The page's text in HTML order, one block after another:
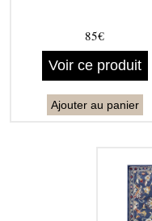
85€
Voir ce produit
Ajouter au panier